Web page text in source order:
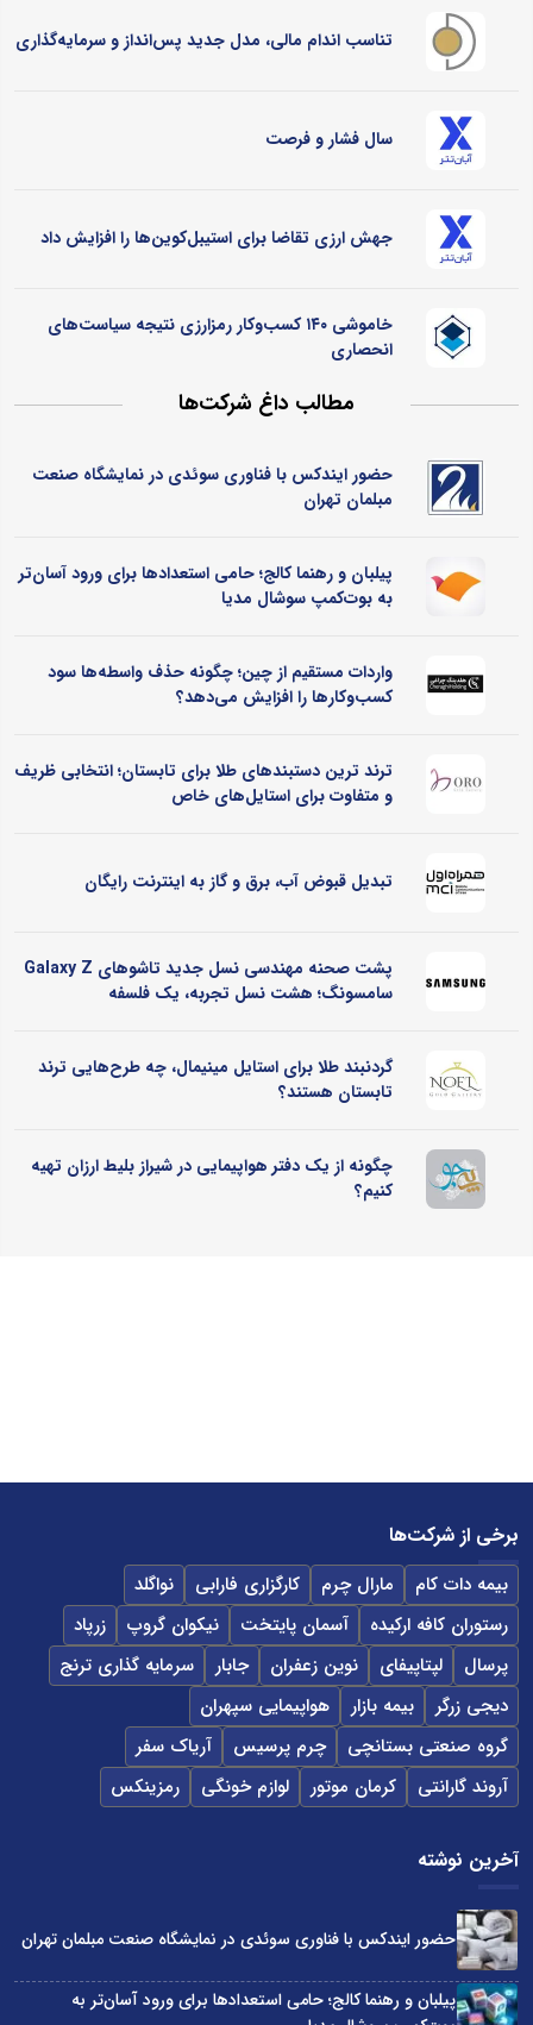
تناسب اندام مالی، مدل جدید پس‌انداز و سرمایه‌گذاری
سال فشار و فرصت
جهش ارزی تقاضا برای استیبل‌کوین‌ها را افزایش داد
خاموشی ۱۴۰ کسب‌وکار رمزارزی نتیجه سیاست‌های
انحصاری
مطالب داغ شرکت‌ها
حضور ایندکس با فناوری سوئدی در نمایشگاه صنعت
مبلمان تهران
پیلبان و رهنما کالج؛ حامی استعدادها برای ورود آسان‌تر
به بوت‌کمپ سوشال مدیا
واردات مستقیم از چین؛ چگونه حذف واسطه‌ها سود
کسب‌وکارها را افزایش می‌دهد؟
ترند ترین دستبندهای طلا برای تابستان؛ انتخابی ظریف
و متفاوت برای استایل‌های خاص
تبدیل قبوض آب، برق و گاز به اینترنت رایگان
پشت صحنه مهندسی نسل جدید تاشوهای Galaxy Z
سامسونگ؛ هشت نسل تجربه، یک فلسفه
گردنبند طلا برای استایل مینیمال، چه طرح‌هایی ترند
تابستان هستند؟
چگونه از یک دفتر هواپیمایی در شیراز بلیط ارزان تهیه
کنیم؟
برخی از شرکت‌ها
بیمه دات کام مارال چرم کارگزاری فارابی
نواگلد
رستوران کافه ارکیده
آسمان پایتخت نیکوان گروپ
زرپاد
پرسال
لپتاپیفای نوین زعفران جابار
سرمایه گذاری ترنج
دیجی زرگر
بیمه بازار
هواپیمایی سپهران
گروه صنعتی بستانچی
چرم پرسیس
آریاک سفر
آروند گارانتی
کرمان موتور لوازم خونگی رمزینکس
آخرین نوشته
حضور ایندکس با فناوری سوئدی در نمایشگاه صنعت مبلمان تهران
پیلبان و رهنما کالج؛ حامی استعدادها برای ورود آسان‌تر به